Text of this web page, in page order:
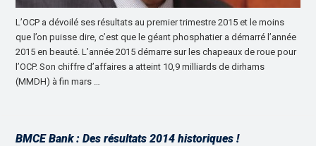
L’OCP a dévoilé ses résultats au premier trimestre 2015 et le moins
que l’on puisse dire, c’est que le géant phosphatier a démarré l’année
2015 en beauté. L’année 2015 démarre sur les chapeaux de roue pour
l’OCP. Son chiffre d’affaires a atteint 10,9 milliards de dirhams
(MMDH) à fin mars …
BMCE Bank : Des résultats 2014 historiques !